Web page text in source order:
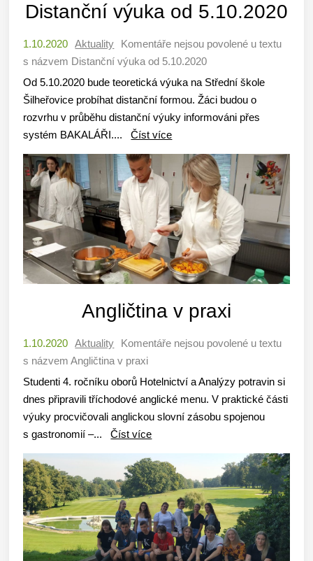
Distanční výuka od 5.10.2020
1.10.2020 Aktuality Komentáře nejsou povolené u textu
s názvem Distanční výuka od 5.10.2020
Od 5.10.2020 bude teoretická výuka na Střední škole
Šilheřovice probíhat distanční formou. Žáci budou o
rozvrhu v průběhu distanční výuky informováni přes
systém BAKALÁŘI....Číst více
Angličtina v praxi
1.10.2020 Aktuality Komentáře nejsou povolené u textu
s názvem Angličtina v praxi
Studenti 4. ročníku oborů Hotelnictví a Analýzy potravin si
dnes připravili tříchodové anglické menu. V praktické části
výuky procvičovali anglickou slovní zásobu spojenou
s gastronomií –...Číst více